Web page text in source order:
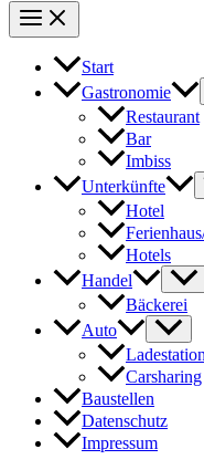
Start
Gastronomie
Restaurant
Bar
Imbiss
Unterkünfte
Hotel
Hotels
Handel
Bäckerei
Auto
Carsharing
Baustellen
Datenschutz
Impressum